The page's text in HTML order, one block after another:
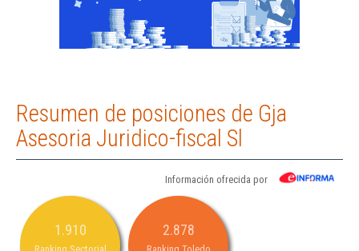
Resumen de posiciones de Gja
Asesoria Juridico-fiscal Sl
Información ofrecida por
1.910 2.878